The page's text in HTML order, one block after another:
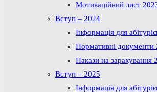
Мотиваційний лист
Вступ – 2024
Інформація для
Нормативні документи
Накази на зарахування
Вступ – 2025
Інформація для